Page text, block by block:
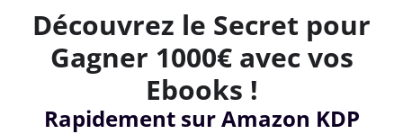
Découvrez le Secret pour
Gagner 1000€ avec vos
Ebooks !
Rapidement sur Amazon KDP